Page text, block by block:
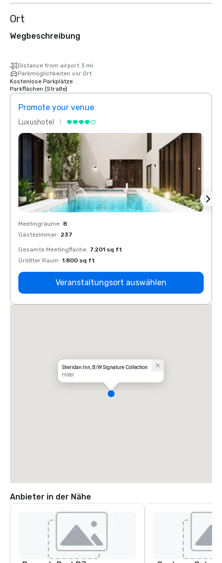
Ort
Wegbeschreibung
Distance from airport 3 mi
Parkmöglichkeiten vor Ort
Kostenlose Parkplätze
Parkflächen (Straße)
Promote your venue
Luxushotel
Meetingräume: 8
Gästezimmer: 237
Gesamte Meetingfläche: 7.201 sq ft
Größter Raum: 1.800 sq ft
Veranstaltungsort auswählen
Sheridan Inn, B/W Signature Collection
Hotel
Anbieter in der Nähe